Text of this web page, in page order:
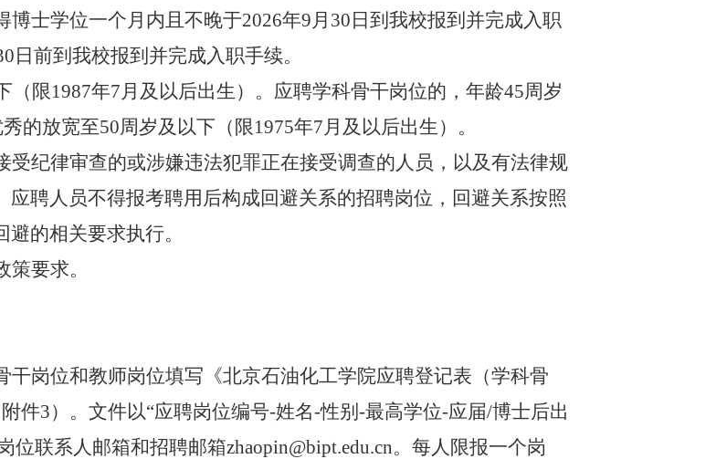
士学位一个月内且不晚于2026年9月30日到我校报到并完成入职
前到我校报到并完成入职手续。
限1987年7月及以后出生）。应聘学科骨干岗位的，年龄45周岁
的放宽至50周岁及以下（限1975年7月及以后出生）。
受纪律审查的或涉嫌违法犯罪正在接受调查的人员，以及有法律规
聘人员不得报考聘用后构成回避关系的招聘岗位，回避关系按照
的相关要求执行。
要求。
干岗位和教师岗位填写《北京石油化工学院应聘登记表（学科骨
件3）。文件以“应聘岗位编号-姓名-性别-最高学位-应届/博士后出
联系人邮箱和招聘邮箱zhaopin@bipt.edu.cn。每人限报一个岗